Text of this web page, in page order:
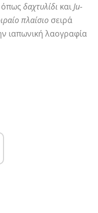
όπως δαχτυλίδι καιJu-
πλαίσιο σειρά
ιαπωνική λαογραφία